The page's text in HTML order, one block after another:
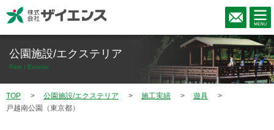
公園施設/エクステリア
Park / Exterior
TOP 公園施設/エクステリア 施工実績
遊具
戸越南公園（東京都）